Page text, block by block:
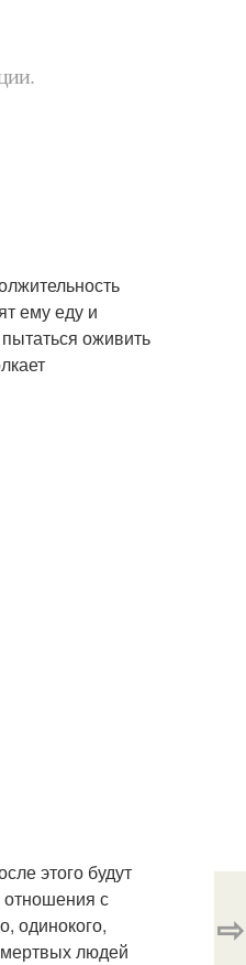
ему еду и
оживить
этого будут
отношения с
одинокого,
людей
⇨